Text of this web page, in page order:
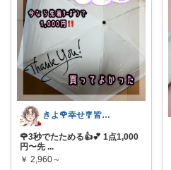
きよ🌹幸せ🎐皆様のお心遣いに感謝💖
🌹3秒でたためる👍💕 1点1,000
円〜先 ...
￥ 2,960～